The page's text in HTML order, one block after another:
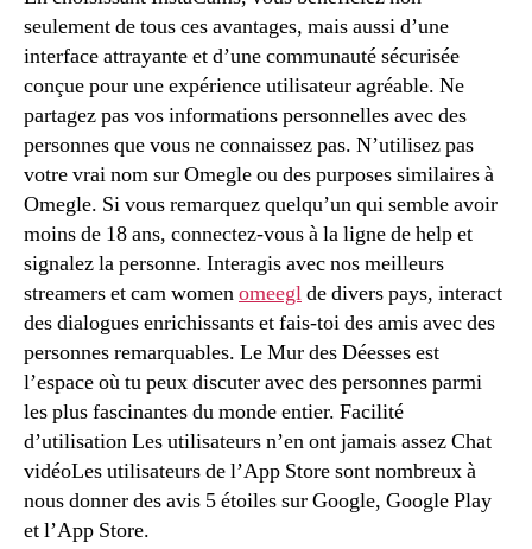
seulement de tous ces avantages, mais aussi d’une
interface attrayante et d’une communauté sécurisée
conçue pour une expérience utilisateur agréable. Ne
partagez pas vos informations personnelles avec des
personnes que vous ne connaissez pas. N’utilisez pas
votre vrai nom sur Omegle ou des purposes similaires à
Omegle. Si vous remarquez quelqu’un qui semble avoir
moins de 18 ans, connectez-vous à la ligne de help et
signalez la personne. Interagis avec nos meilleurs
streamers et cam womenomeeglde divers pays, interact
des dialogues enrichissants et fais-toi des amis avec des
personnes remarquables. Le Mur des Déesses est
l’espace où tu peux discuter avec des personnes parmi
les plus fascinantes du monde entier. Facilité
d’utilisation Les utilisateurs n’en ont jamais assez Chat
vidéoLes utilisateurs de l’App Store sont nombreux à
nous donner des avis 5 étoiles sur Google, Google Play
et l’App Store.